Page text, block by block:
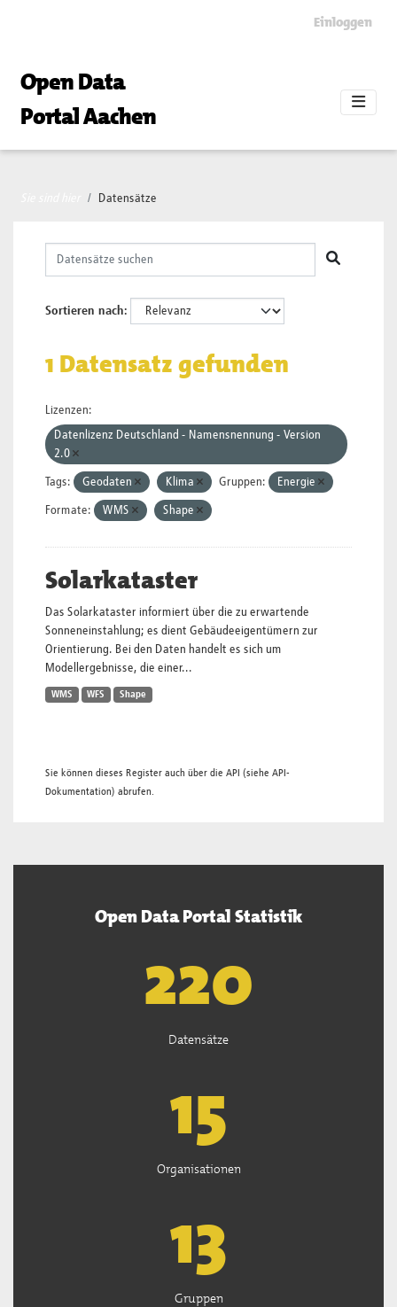
Einloggen
Open Data
Portal Aachen
Datensätze
Sortieren nach
1 Datensatz gefunden
Lizenzen:
Datenlizenz Deutschland - Namensnennung - Version
2.0
Tags: Geodaten Klima Gruppen: Energie
Formate: WMS Shape
Solarkataster
Das Solarkataster informiert über die zu erwartende
Sonneneinstahlung; es dient Gebäudeeigentümern zur
Orientierung. Bei den Daten handelt es sich um
Modellergebnisse, die einer...
WMS WFS Shape
Sie können dieses Register auch über die API (siehe API-
Dokumentation) abrufen.
Open Data Portal Statistik
222
Datensätze
15
Organisationen
13
Gruppen